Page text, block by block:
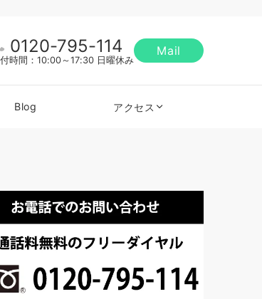
0120-795-114
時間：10:00～17:30 日曜休み
Mail
Blog アクセス